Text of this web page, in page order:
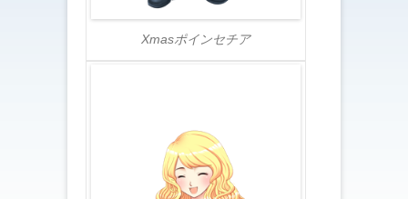
Xmasポインセチア